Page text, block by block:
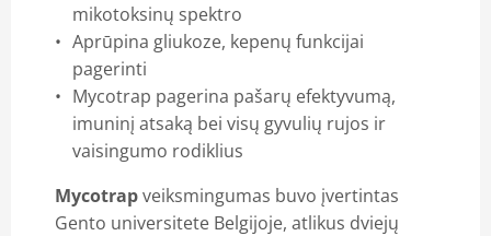
mikotoksinų spektro
Aprūpina gliukoze, kepenų funkcijai
pagerinti
Mycotrap pagerina pašarų efektyvumą,
imuninį atsaką bei visų gyvulių rujos ir
vaisingumo rodiklius
Mycotrapveiksmingumas buvo įvertintas
Gento universitete Belgijoje, atlikus dviejų